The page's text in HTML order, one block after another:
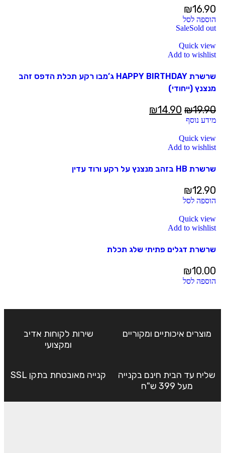
₪16.90
הוספה לסל
SaleSold out
Quick view
Add to wishlist
שרשרת HAPPY BIRTHDAY ג’מבו רקע תכלת הדפס זהב
מנצנץ (ייחודי)
₪19.90
₪14.90
מידע נוסף
Quick view
Add to wishlist
שרשרת HB בזהב מנצנץ על רקע ורוד עדין
₪12.90
הוספה לסל
Quick view
Add to wishlist
שרשרת דגלים פתיתי שלג תכלת
₪10.00
הוספה לסל
מוצרים איכותיים ומקוריים
שירות לקוחות אדיב
ומקצועי
שליח עד הבית חינם בקנייה
מעל 399 ש"ח
קנייה מאובטחת בתקן SSL